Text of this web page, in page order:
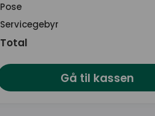
Pose
Servicegebyr
Total
Gå til kassen